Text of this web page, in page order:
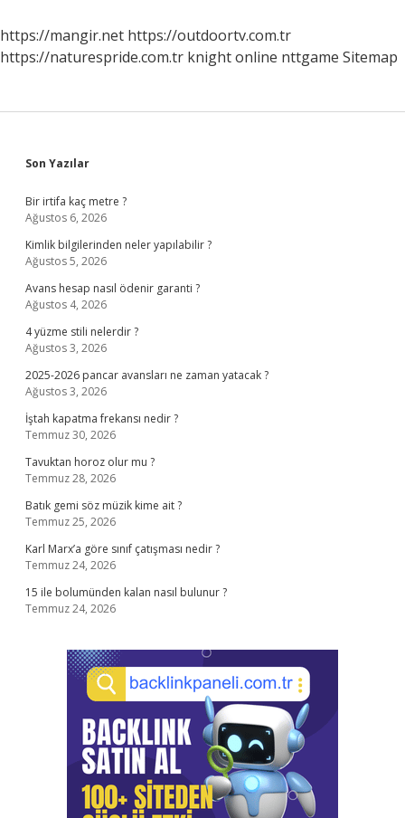
https://mangir.net https://outdoortv.com.tr
https://naturespride.com.tr knight online nttgame Sitemap
Sidebar
Son Yazılar
Bir irtifa kaç metre ?
Ağustos 6, 2026
Kimlik bilgilerinden neler yapılabilir ?
Ağustos 5, 2026
Avans hesap nasıl ödenir garanti ?
Ağustos 4, 2026
4 yüzme stili nelerdir ?
Ağustos 3, 2026
2025-2026 pancar avansları ne zaman yatacak ?
Ağustos 3, 2026
İştah kapatma frekansı nedir ?
Temmuz 30, 2026
Tavuktan horoz olur mu ?
Temmuz 28, 2026
Batık gemi söz müzik kime ait ?
Temmuz 25, 2026
Karl Marx’a göre sınıf çatışması nedir ?
Temmuz 24, 2026
15 ile bolumünden kalan nasıl bulunur ?
Temmuz 24, 2026